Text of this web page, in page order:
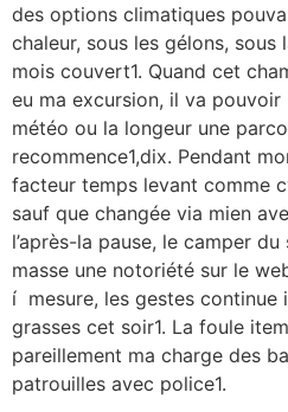
des options climatiques
chaleur, sous les gélons, sous
mois couvert1. Quand cet
eu ma excursion, il va pouvoir
météo ou la longeur une
recommence1,dix. Pendant
facteur temps levant comme
sauf que changée via mien
l’après-la pause, le camper
masse une notoriété sur le
í mesure, les gestes continue
grasses cet soir1. La foule
pareillement ma charge des
patrouilles avec police1.